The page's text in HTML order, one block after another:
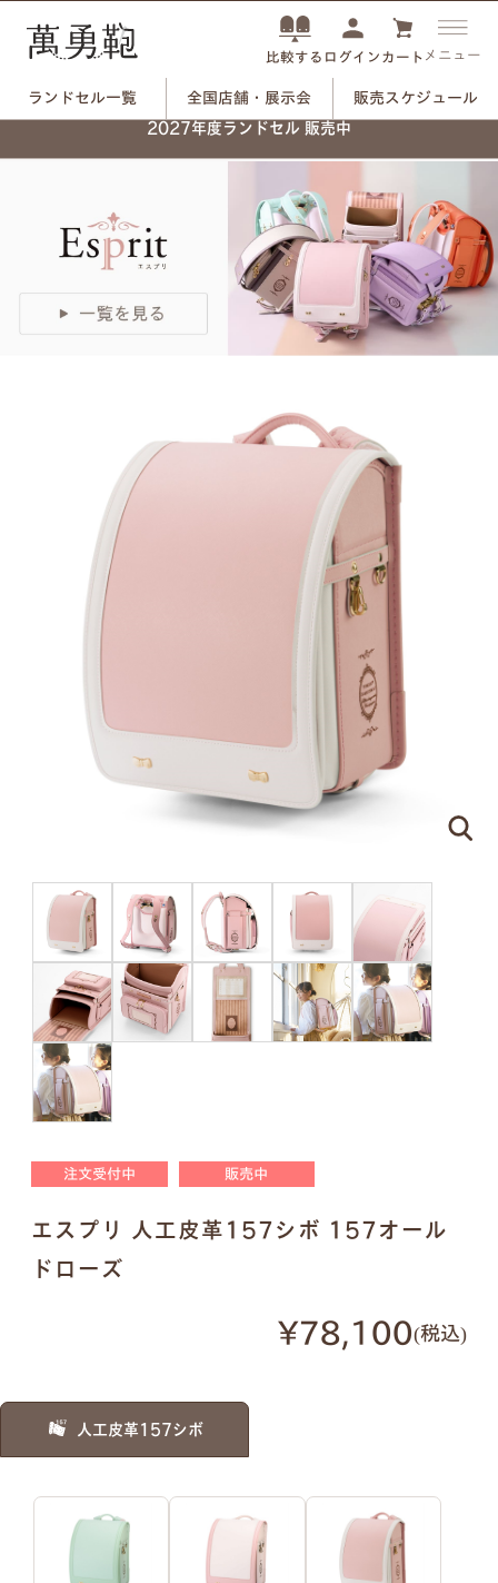
比較する ログイン カート メニュー
販売スケジュール
ランドセル一覧
全国店舗・展示会
2027年度ランドセル 販売中
注文受付中 販売中
エスプリ 人工皮革157シボ 157オール
ドローズ
¥78,100 税込
人工皮革157シボ
つや消しブラック×ユリのモチーフ
ピンクゴールド×ハートのモチーフ
刻印する文字について
ネームプレートはご注文の際に刻印する文字をア
ルファベットでご指定ください。（スペースやドッ
トを含めて 16文字
書体は下記の明朝体と筆記体の2種類からお選び
明朝体 筆記体
明朝体
●ご入力通りに印字します。大文字・小文字にお間
●様々なパターンで印字が可能です。下記は入力例
例1）フルネーム 明朝体
例1）フルネーム 明朝体 例2）苗字を略称 明朝体